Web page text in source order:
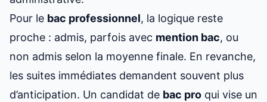
Pour le bac professionnel, la logique reste
proche : admis, parfois avec mention bac, ou
non admis selon la moyenne finale. En revanche,
les suites immédiates demandent souvent plus
d’anticipation. Un candidat de bac pro qui vise un